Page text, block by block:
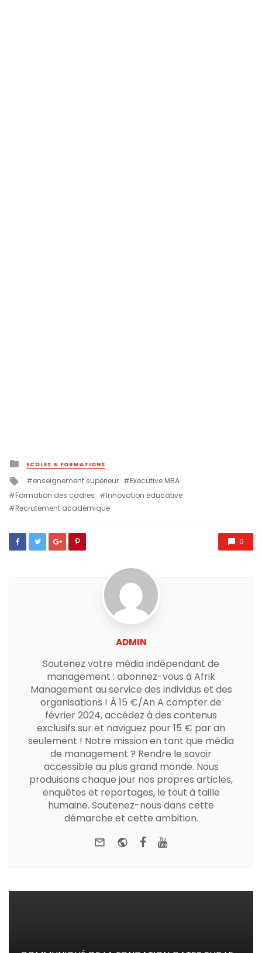
Posted
in
ECOLES & FORMATIONS
Tagged
with
enseignement supérieur
Executive MBA
Formation des cadres
Innovation éducative
Recrutement académique
0
ADMIN
Soutenez votre média indépendant de
management : abonnez-vous à Afrik
Management au service des individus et des
organisations ! À 15 €/An A compter de
février 2024, accédez à des contenus
exclusifs sur et naviguez pour 15 € par an
seulement ! Notre mission en tant que média
de management ? Rendre le savoir
accessible au plus grand monde. Nous
produisons chaque jour nos propres articles,
enquêtes et reportages, le tout à taille
humaine. Soutenez-nous dans cette
démarche et cette ambition.
e-mailWebsiteFacebook